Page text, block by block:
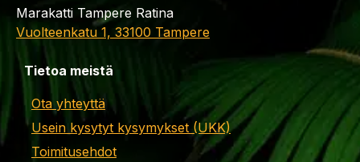
Marakatti Tampere Ratina
Vuolteenkatu 1, 33100 Tampere
Tietoa meistä
Ota yhteyttä
Usein kysytyt kysymykset (UKK)
Toimitusehdot